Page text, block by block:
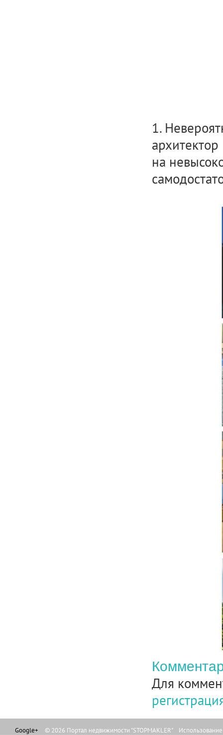
1.
на
Для
Google+ © 2026 Портал недвижимости "STOPMAKLER"